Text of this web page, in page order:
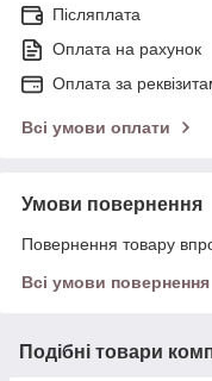
Післяплата
Оплата на рахунок
Оплата за
Всі умови оплати
Умови повернення
Повернення товару
Всі умови повернення
Подібні товари